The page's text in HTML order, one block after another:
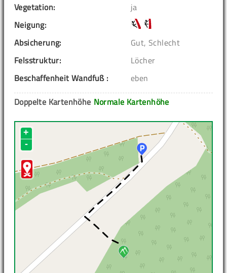
Vegetation:
ja
Neigung:
Absicherung:
Gut, Schlecht
Felsstruktur:
Löcher
Beschaffenheit Wandfuß :
eben
Normale Kartenhöhe
Doppelte Kartenhöhe
+
-